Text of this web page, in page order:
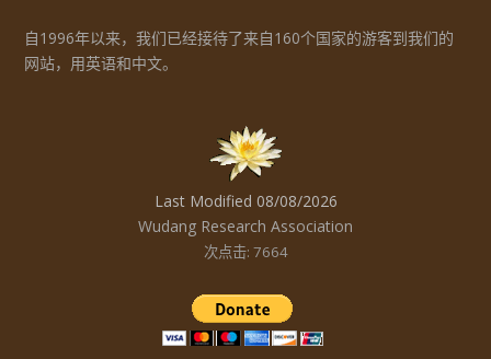
自1996年以来，我们已经接待了来自160个国家的游客到我们的
网站，用英语和中文。
Last Modified 08/08/2026
Wudang Research Association
次点击: 7664